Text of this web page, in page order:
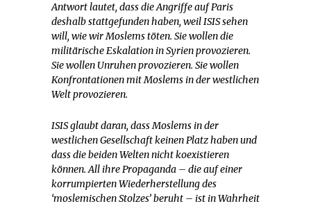
Antwort lautet, dass die Angriffe auf Paris
deshalb stattgefunden haben, weil ISIS sehen
will, wie wir Moslems töten. Sie wollen die
militärische Eskalation in Syrien provozieren.
Sie wollen Unruhen provozieren. Sie wollen
Konfrontationen mit Moslems in der westlichen
Welt provozieren.
ISIS glaubt daran, dass Moslems in der
westlichen Gesellschaft keinen Platz haben und
dass die beiden Welten nicht koexistieren
können. All ihre Propaganda – die auf einer
korrumpierten Wiederherstellung des
‘moslemischen Stolzes’ beruht – ist in Wahrheit